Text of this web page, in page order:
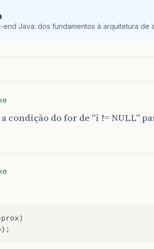
);
Java: dos fundamentos à arquitetura de
do for de “i != NULL”
prox)
);